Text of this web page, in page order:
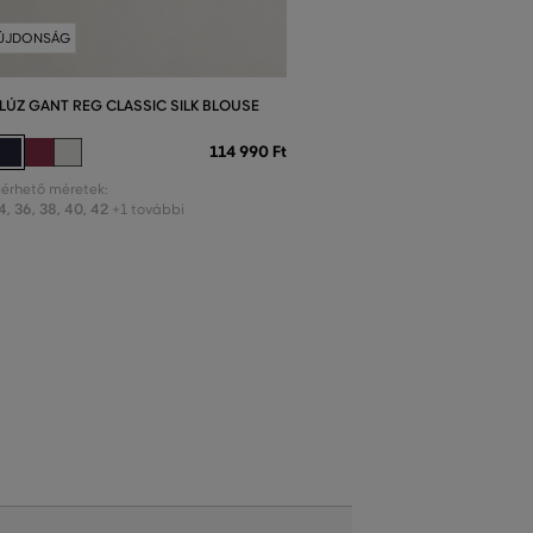
GANT REG CLASSIC SILK BLOUSE
114 990 Ft
méretek:
, 36, 38, 40, 42 +1 további